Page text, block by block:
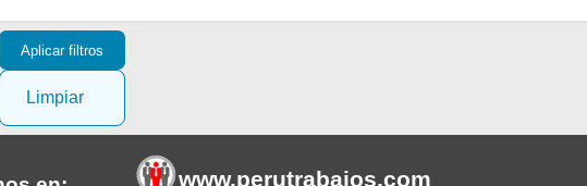
Aplicar filtros
Limpiar
www.perutrabajos.com